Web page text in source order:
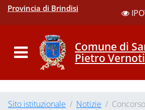
Provincia di Brindisi
Comune di
Pietro
Sito istituzionale Notizie